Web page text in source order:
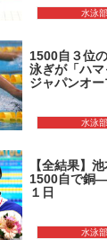
水泳部
水泳部
1500自３位
泳ぎが「ハ
ジャパンオ
水泳部
【全結果】
1500自で銅
１日